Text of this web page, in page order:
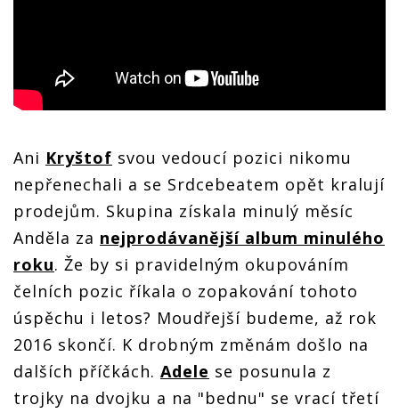
Ani Kryštof svou vedoucí pozici nikomu
nepřenechali a se Srdcebeatem opět kralují
prodejům. Skupina získala minulý měsíc
Anděla za nejprodávanější album minulého
roku. Že by si pravidelným okupováním
čelních pozic říkala o zopakování tohoto
úspěchu i letos? Moudřejší budeme, až rok
2016 skončí. K drobným změnám došlo na
dalších příčkách. Adele se posunula z
trojky na dvojku a na "bednu" se vrací třetí